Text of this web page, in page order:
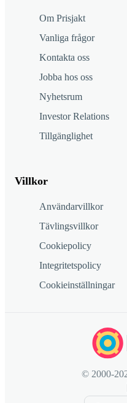
Om Prisjakt
Vanliga frågor
Kontakta oss
Jobba hos oss
Nyhetsrum
Investor Relations
Tillgänglighet
Villkor
Användarvillkor
Tävlingsvillkor
Cookiepolicy
Integritetspolicy
Cookieinställningar
© 2000-